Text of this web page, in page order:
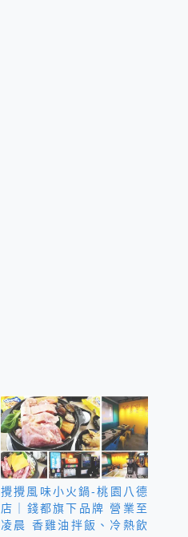
攪攪風味小火鍋-桃園八德
店｜錢都旗下品牌 營業至
凌晨 香雞油拌飯、冷熱飲